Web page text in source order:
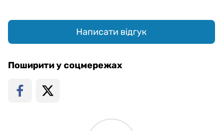
Написати відгук
Поширити у соцмережах